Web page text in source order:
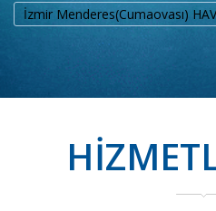
İzmir Menderes(Cumaovası)